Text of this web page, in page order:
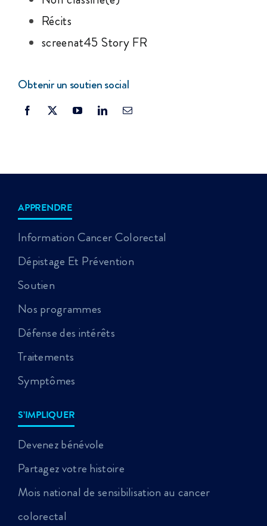
Récits
screenat45 Story FR
Obtenir un soutien social
APPRENDRE
Information Cancer Colorectal
Dépistage Et Prévention
Soutien
Nos programmes
Défense des intérêts
Traitements
Symptômes
S’IMPLIQUER
Devenez bénévole
Partagez votre histoire
Mois national de sensibilisation au cancer
colorectal